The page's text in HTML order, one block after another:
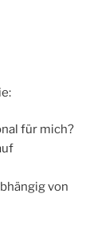
für mich?
von